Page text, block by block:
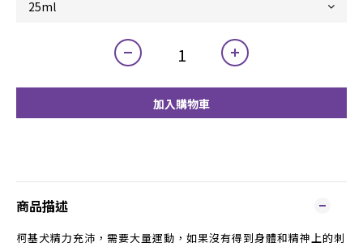
加入購物車
商品描述
柯基犬精力充沛，需要大量運動，如果沒有得到身體和精神上的刺